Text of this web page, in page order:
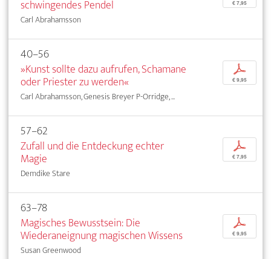
schwingendes Pendel
Carl Abrahamsson
€ 7,95
40–56
»Kunst sollte dazu aufrufen, Schamane
oder Priester zu werden«
Carl Abrahamsson, Genesis Breyer P-Orridge, ...
p
€ 9,95
57–62
Zufall und die Entdeckung echter
Magie
Demdike Stare
p
€ 7,95
63–78
Magisches Bewusstsein: Die
Wiederaneignung magischen Wissens
Susan Greenwood
p
€ 9,95